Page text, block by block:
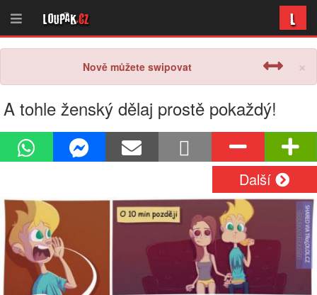
Loupak.cz L
×
Nově můžete swipovat
A tohle ženský dělaj prostě pokaždý!
Další